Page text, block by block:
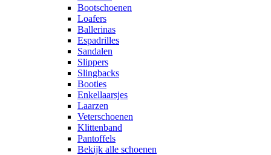
Bootschoenen
Loafers
Ballerinas
Espadrilles
Sandalen
Slippers
Slingbacks
Booties
Enkellaarsjes
Laarzen
Veterschoenen
Klittenband
Pantoffels
Bekijk alle schoenen